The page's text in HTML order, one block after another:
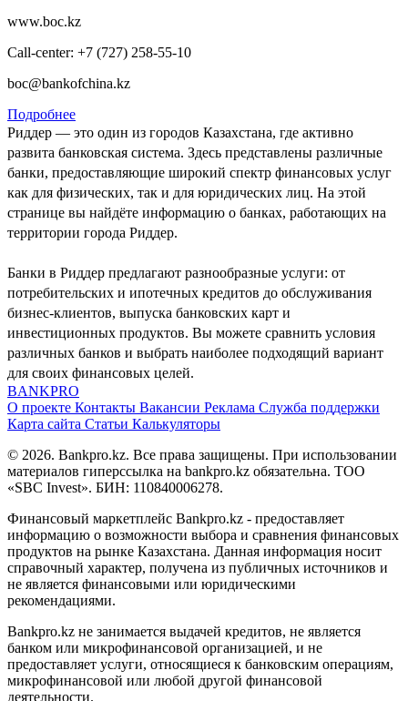
www.boc.kz
Call-center: +7 (727) 258-55-10
boc@bankofchina.kz
Подробнее
Риддер — это один из городов Казахстана, где активно
развита банковская система. Здесь представлены различные
банки, предоставляющие широкий спектр финансовых услуг
как для физических, так и для юридических лиц. На этой
странице вы найдёте информацию о банках, работающих на
территории города Риддер.
Банки в Риддер предлагают разнообразные услуги: от
потребительских и ипотечных кредитов до обслуживания
бизнес-клиентов, выпуска банковских карт и
инвестиционных продуктов. Вы можете сравнить условия
различных банков и выбрать наиболее подходящий вариант
для своих финансовых целей.
BANKPRO
О проекте Контакты Вакансии Реклама Служба поддержки
Карта сайта Статьи Калькуляторы
© 2026. Bankpro.kz. Все права защищены. При использовании
материалов гиперссылка на bankpro.kz обязательна. ТОО
«SBC Invest». БИН: 110840006278.
Финансовый маркетплейс Bankpro.kz - предоставляет
информацию о возможности выбора и сравнения финансовых
продуктов на рынке Казахстана. Данная информация носит
справочный характер, получена из публичных источников и
не является финансовыми или юридическими
рекомендациями.
Bankpro.kz не занимается выдачей кредитов, не является
банком или микрофинансовой организацией, и не
предоставляет услуги, относящиеся к банковским операциям,
микрофинансовой или любой другой финансовой
деятельности.